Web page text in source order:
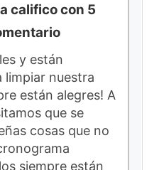
califico con 5
y están
limpiar nuestra
están alegres! A
que se
cosas que no
siempre están